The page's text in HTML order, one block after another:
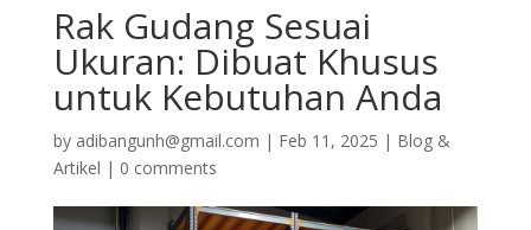
Rak Gudang Sesuai
Ukuran: Dibuat Khusus
untuk Kebutuhan Anda
by adibangunh@gmail.com | Feb 11, 2025 | Blog &
Artikel | 0 comments